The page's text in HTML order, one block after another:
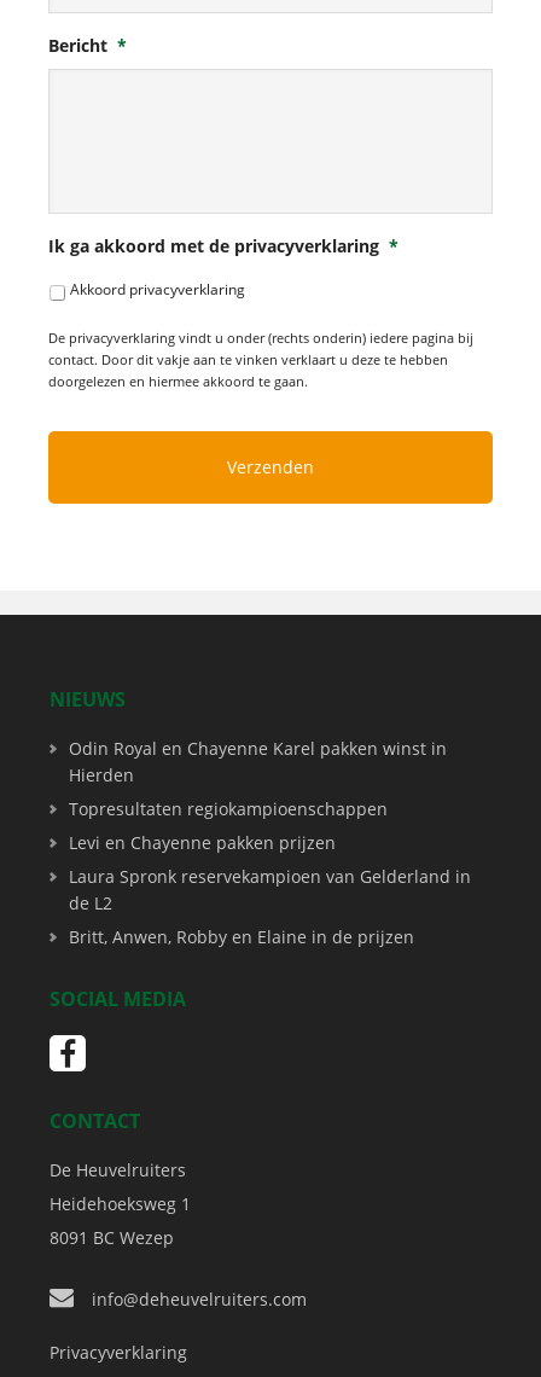
Bericht *
Ik ga akkoord met de privacyverklaring *
Akkoord privacyverklaring
De privacyverklaring vindt u onder (rechts onderin) iedere pagina bij
contact. Door dit vakje aan te vinken verklaart u deze te hebben
doorgelezen en hiermee akkoord te gaan.
NIEUWS
Odin Royal en Chayenne Karel pakken winst in
Hierden
Topresultaten regiokampioenschappen
Levi en Chayenne pakken prijzen
Laura Spronk reservekampioen van Gelderland in
de L2
Britt, Anwen, Robby en Elaine in de prijzen
SOCIAL MEDIA
CONTACT
De Heuvelruiters
Heidehoeksweg 1
8091 BC Wezep
info@deheuvelruiters.com
Privacyverklaring